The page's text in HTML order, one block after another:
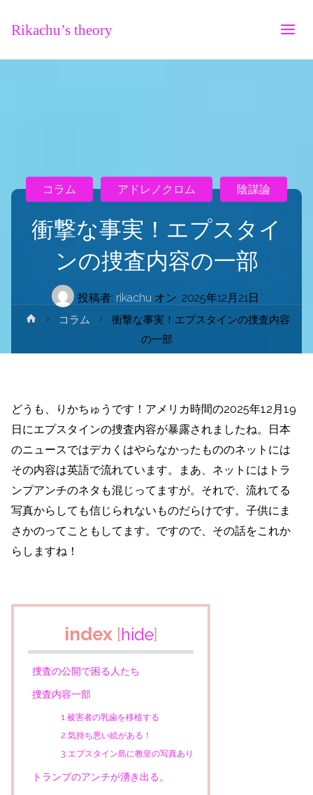
Rikachu’s theory
衝撃な事実！エプスタイ
ンの捜査内容の一部
投稿者: rikachu オン 2025年12月21日
コラム アドレノクロム 陰謀論
ホ
ム
コラム
衝撃な事実！エプスタインの捜査内容
の一部
どうも、りかちゅうです！アメリカ時間の2025年12月19
日にエプスタインの捜査内容が暴露されましたね。日本
のニュースではデカくはやらなかったもののネットには
その内容は英語で流れています。まあ、ネットにはトラ
ンプアンチのネタも混じってますが。それで、流れてる
写真からしても信じられないものだらけです。子供にま
さかのってこともしてます。ですので、その話をこれか
らしますね！
index [hide]
捜査の公開で困る人たち
捜査内容一部
1.被害者の乳歯を移植する
2.気持ち悪い絵がある！
3.エプスタイン島に教皇の写真あり
トランプのアンチが湧き出る。